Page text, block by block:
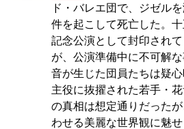
ド・バレエ団で、ジゼル
件を起こして死亡した。
記念公演として封印され
が、公演準備中に不可解
音が生じた団員たちは疑
主役に抜擢された若手・
の真相は想定通りだった
わせる美麗な世界観に魅